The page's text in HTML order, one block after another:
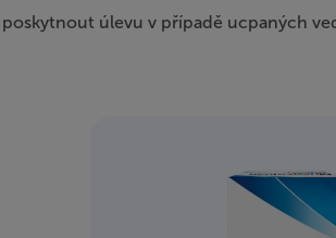
úlevu v případě ucpaných